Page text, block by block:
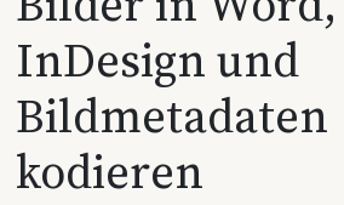
InDesign und
Bildmetadaten
kodieren